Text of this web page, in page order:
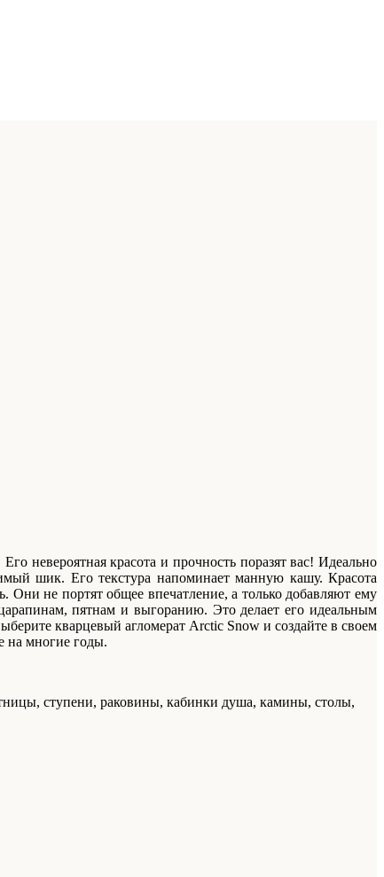
невероятная красота и прочность поразят вас! Идеально
шик. Его текстура напоминает манную кашу. Красота
не портят общее впечатление, а только добавляют ему
пятнам и выгоранию. Это делает его идеальным
кварцевый агломерат Arctic Snow и создайте в своем
на многие годы.
ступени, раковины, кабинки душа, камины, столы,